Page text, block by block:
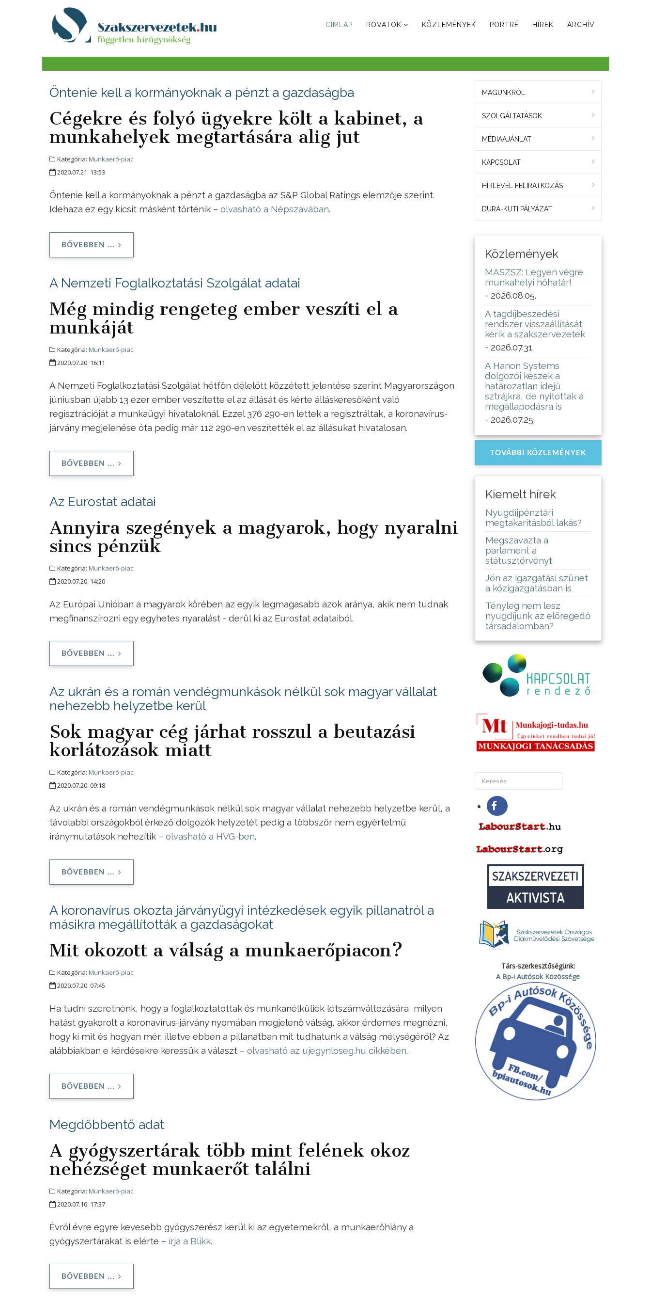
CÍMLAP ROVATOK KÖZLEMÉNYEK PORTRÉ HÍREK ARCHÍV
Öntenie kell a kormányoknak a pénzt a gazdaságba
Cégekre és folyó ügyekre költ a kabinet, a
munkahelyek megtartására alig jut
Kategória: Munkaerő-piac
2020.07.21. 13:53
Öntenie kell a kormányoknak a pénzt a gazdaságba az S&P Global Ratings elemzője szerint.
Idehaza ez egy kicsit másként történik – olvasható a Népszavában.
BŐVEBBEN ...
A Nemzeti Foglalkoztatási Szolgálat adatai
Még mindig rengeteg ember veszíti el a
munkáját
Kategória: Munkaerő-piac
2020.07.20. 16:11
A Nemzeti Foglalkoztatási Szolgálat hétfőn délelőtt közzétett jelentése szerint Magyarországon
júniusban újabb 13 ezer ember veszítette el az állását és kérte álláskeresőként való
regisztrációját a munkaügyi hivataloknál. Ezzel 376 290-en lettek a regisztráltak, a koronavírus-
járvány megjelenése óta pedig már 112 290-en veszítették el az állásukat hivatalosan.
BŐVEBBEN ...
Az Eurostat adatai
Annyira szegények a magyarok, hogy nyaralni
sincs pénzük
Kategória: Munkaerő-piac
2020.07.20. 14:20
Az Európai Unióban a magyarok körében az egyik legmagasabb azok aránya, akik nem tudnak
megfinanszírozni egy egyhetes nyaralást - derül ki az Eurostat adataiból.
BŐVEBBEN ...
Az ukrán és a román vendégmunkások nélkül sok magyar vállalat
nehezebb helyzetbe kerül
Sok magyar cég járhat rosszul a beutazási
korlátozások miatt
Kategória: Munkaerő-piac
2020.07.20. 09:18
Az ukrán és a román vendégmunkások nélkül sok magyar vállalat nehezebb helyzetbe kerül, a
távolabbi országokból érkező dolgozók helyzetét pedig a többször nem egyértelmű
iránymutatások nehezítik – olvasható a HVG-ben.
BŐVEBBEN ...
A koronavírus okozta járványügyi intézkedések egyik pillanatról a
másikra megállították a gazdaságokat
Mit okozott a válság a munkaerőpiacon?
Kategória: Munkaerő-piac
2020.07.20. 07:45
Ha tudni szeretnénk, hogy a foglalkoztatottak és munkanélküliek létszámváltozására milyen
hatást gyakorolt a koronavírus-járvány nyomában megjelenő válság, akkor érdemes megnézni,
hogy ki mit és hogyan mér, illetve ebben a pillanatban mit tudhatunk a válság mélységéről? Az
alábbiakban e kérdésekre keressük a választ – olvasható az ujegynloseg.hu cikkében.
BŐVEBBEN ...
Megdöbbentő adat
A gyógyszertárak több mint felének okoz
nehézséget munkaerőt találni
Kategória: Munkaerő-piac
2020.07.16. 17:37
Évről évre egyre kevesebb gyógyszerész kerül ki az egyetemekről, a munkaerőhiány a
gyógyszertárakat is elérte – írja a Blikk.
BŐVEBBEN ...
MAGUNKRÓL
SZOLGÁLTATÁSOK
MÉDIAAJÁNLAT
KAPCSOLAT
HÍRLEVÉL FELIRATKOZÁS
DURA-KUTI PÁLYÁZAT
Közlemények
MASZSZ: Legyen végre
munkahelyi hőhatár!
- 2026.08.05.
A tagdíjbeszedési
rendszer visszaállítását
kérik a szakszervezetek
- 2026.07.31.
A Hanon Systems
dolgozói készek a
határozatlan idejű
sztrájkra, de nyitottak a
megállapodásra is
- 2026.07.25.
TOVÁBBI KÖZLEMÉNYEK
Kiemelt hírek
Nyugdíjpénztári
megtakarításból lakás?
Megszavazta a
parlament a
státusztörvényt
Jön az igazgatási szünet
a közigazgatásban is
Tényleg nem lesz
nyugdíjunk az elöregedő
társadalomban?
Társ-szerkesztőségünk:
A Bp-i Autósok Közössége